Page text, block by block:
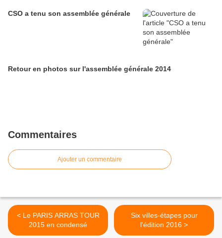
CSO a tenu son assemblée générale
Retour en photos sur l'assemblée générale 2014
Commentaires
Ajouter un commentaire
< Le PARIS ARRAS TOUR
2015 en condensé
Six villes-étapes pour
l'édition 2016 >